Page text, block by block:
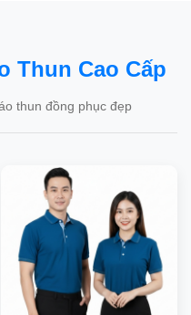
Thun Cao Cấp
thun đồng phục đẹp